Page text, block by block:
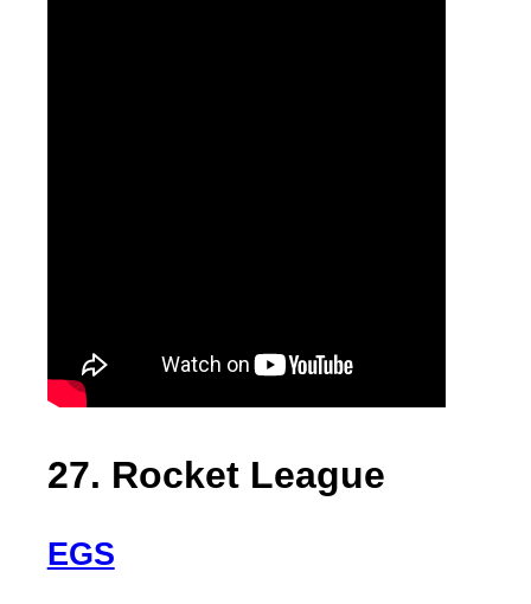
27. Rocket League
EGS